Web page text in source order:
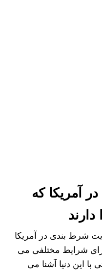
آمریکا که
بخش می خواهیم 5 سایت شرط بندی در آمریکا
شرایط مختلفی می
با این دنیا آشنا می